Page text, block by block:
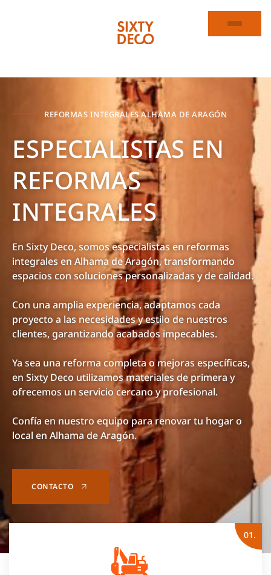
REFORMAS INTEGRALES ALHAMA DE ARAGÓN
ESPECIALISTAS EN
REFORMAS
INTEGRALES
En Sixty Deco, somos especialistas en reformas
integrales en Alhama de Aragón, transformando
espacios con soluciones personalizadas y de calidad.
Con una amplia experiencia, adaptamos cada
proyecto a las necesidades y estilo de nuestros
clientes, garantizando acabados impecables.
Ya sea una reforma completa o mejoras específicas,
en Sixty Deco utilizamos materiales de primera y
ofrecemos un servicio cercano y profesional.
Confía en nuestro equipo para renovar tu hogar o
local en Alhama de Aragón.
CONTACTO
01.